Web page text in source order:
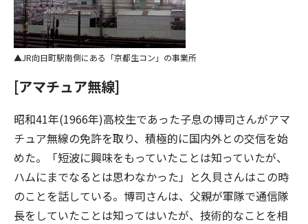
JR向日町駅南側にある「京都生コン」の事業所
[アマチュア無線]
昭和41年(1966年)高校生であった子息の博司さんがアマ
チュア無線の免許を取り、積極的に国内外との交信を始
めた。「短波に興味をもっていたことは知っていたが、
ハムにまでなるとは思わなかった」と久貝さんはこの時
のことを話している。博司さんは、父親が軍隊で通信隊
長をしていたことは知ってはいたが、技術的なことを相